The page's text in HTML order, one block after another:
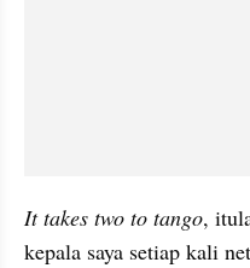
It takes two to tango,
kepala saya setiap kali